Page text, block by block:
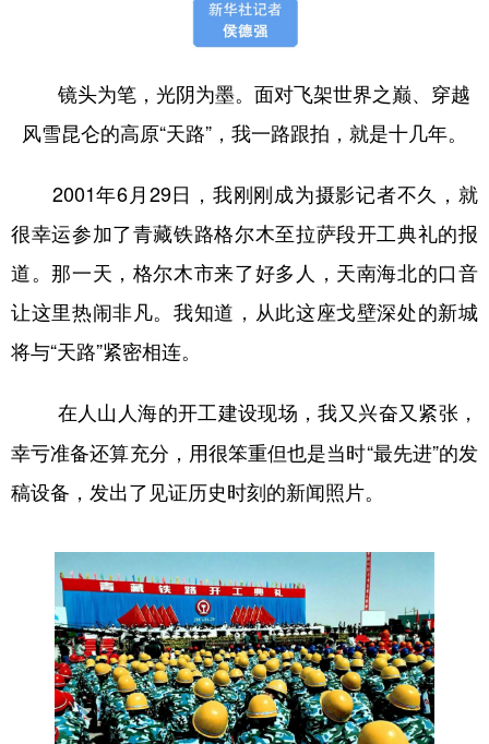
镜头为笔，光阴为墨。面对飞架世界之巅、穿越
风雪昆仑的高原“天路”，我一路跟拍，就是十几年。
2001年6月29日，我刚刚成为摄影记者不久，就
很幸运参加了青藏铁路格尔木至拉萨段开工典礼的报
道。那一天，格尔木市来了好多人，天南海北的口音
让这里热闹非凡。我知道，从此这座戈壁深处的新城
将与“天路”紧密相连。
在人山人海的开工建设现场，我又兴奋又紧张，
幸亏准备还算充分，用很笨重但也是当时“最先进”的发
稿设备，发出了见证历史时刻的新闻照片。